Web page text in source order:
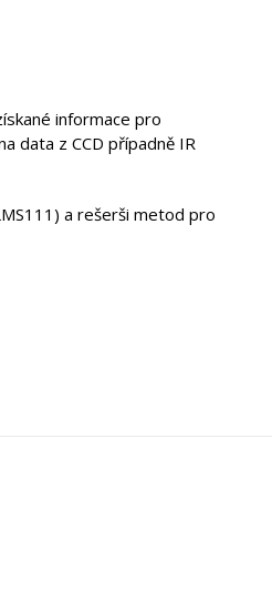
informace pro
data z CCD případně IR
a rešerši metod pro